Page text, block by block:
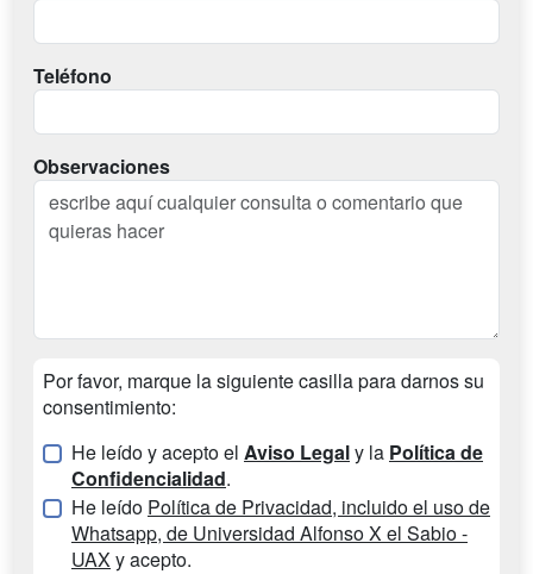
Teléfono
Observaciones
Por favor, marque la siguiente casilla para darnos su
consentimiento:
He leído y acepto el Aviso Legaly la Política de
Confidencialidad.
He leído Política de Privacidad, incluido el uso de
Whatsapp, de Universidad Alfonso X el Sabio -
UAX y acepto.